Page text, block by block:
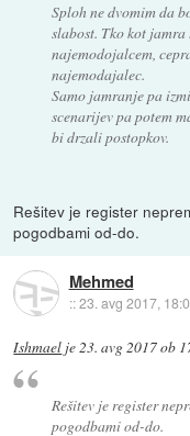
Sploh ne dvomim da
slabost. Tko kot
najemodojalcem,
najemodajalec.
Samo jamranje pa
scenarijev pa potem
bi drzali postopkov.
Rešitev je register
pogodbami od-do.
Mehmed
::23. avg 2017,
Ishmael je23. avg 2017 ob
Rešitev je register
pogodbami od-do.